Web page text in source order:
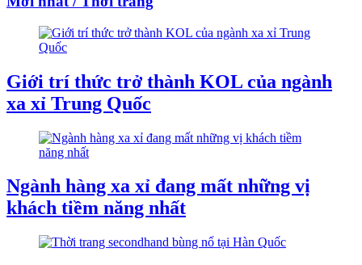
Giới trí thức trở thành KOL của ngành
xa xỉ Trung Quốc
Ngành hàng xa xỉ đang mất những vị
khách tiềm năng nhất